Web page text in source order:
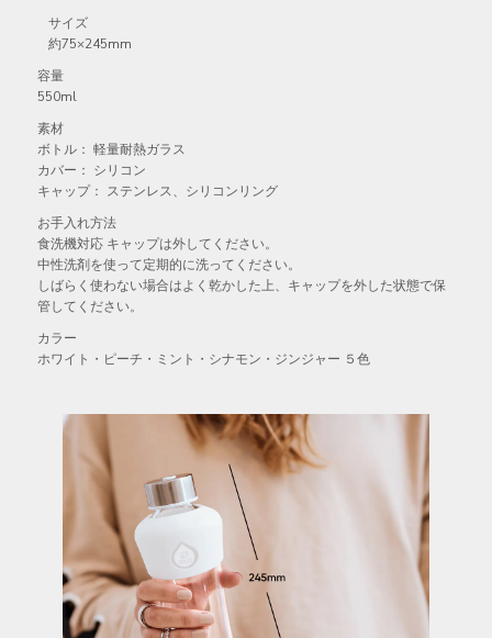
サイズ
約75×245mm
容量
550ml
素材
ボトル： 軽量耐熱ガラス
カバー： シリコン
キャップ： ステンレス、シリコンリング
お手入れ方法
食洗機対応 キャップは外してください。
中性洗剤を使って定期的に洗ってください。
しばらく使わない場合はよく乾かした上、キャップを外した状態で保
管してください。
カラー
ホワイト・ピーチ・ミント・シナモン・ジンジャー ５色